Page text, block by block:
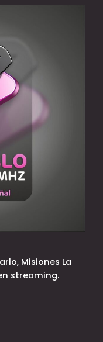
Misiones La
streaming.